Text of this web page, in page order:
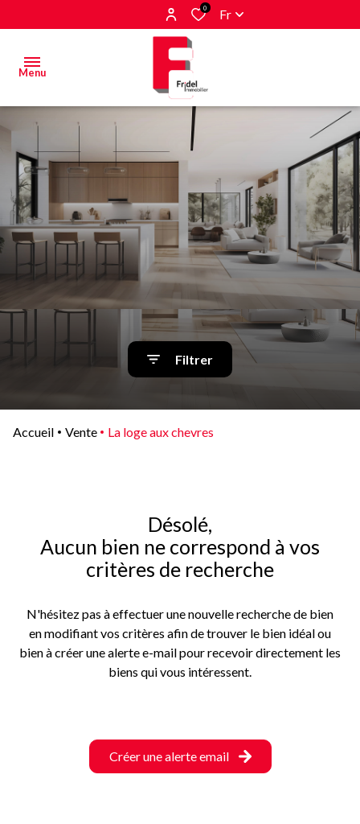
0 Fr
Menu
Estimer
&
Vendre
Biens
vendus
Alerte
E-mail
Filtrer
Accueil Vente La loge aux chevres
Désolé,
Aucun bien ne correspond à vos
critères de recherche
N'hésitez pas à effectuer une nouvelle recherche de bien
en modifiant vos critères afin de trouver le bien idéal ou
bien à créer une alerte e-mail pour recevoir directement les
biens qui vous intéressent.
Créer une alerte email